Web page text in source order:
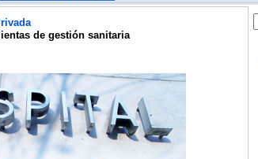
de gestión sanitaria